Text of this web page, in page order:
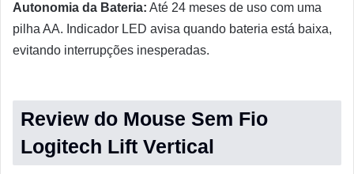
Autonomia da Bateria: Até 24 meses de uso com uma
pilha AA. Indicador LED avisa quando bateria está baixa,
evitando interrupções inesperadas.
Review do Mouse Sem Fio
Logitech Lift Vertical